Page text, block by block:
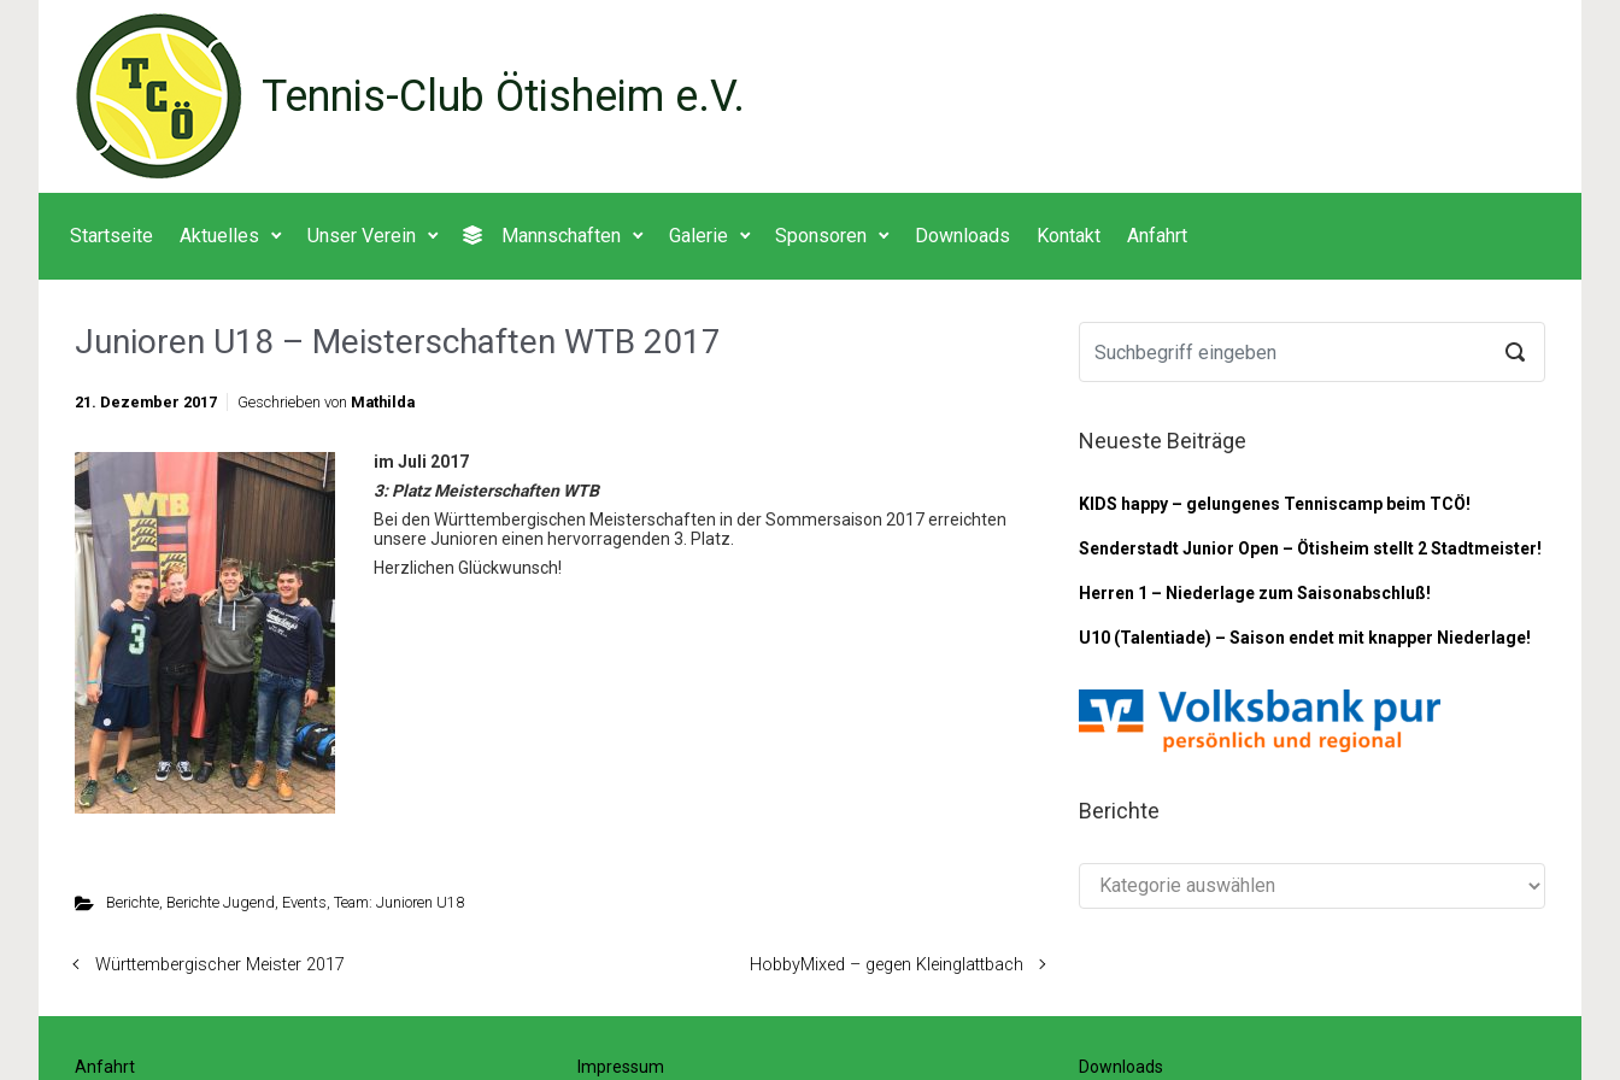
Zum Hauptinhalt springen
Tennis-Club Ötisheim e.V.
Startseite Aktuelles Unser Verein Mannschaften Galerie Sponsoren Downloads Kontakt Anfahrt
Junioren U18 – Meisterschaften WTB 2017
21. Dezember 2017 Geschrieben von Mathilda
im Juli 2017
3: Platz Meisterschaften WTB
Bei den Württembergischen Meisterschaften in der Sommersaison 2017 erreichten
unsere Junioren einen hervorragenden 3. Platz.
Herzlichen Glückwunsch!
Berichte, Berichte Jugend, Events, Team: Junioren U18
Württembergischer Meister 2017 HobbyMixed – gegen Kleinglattbach
Neueste Beiträge
KIDS happy – gelungenes Tenniscamp beim TCÖ!
Senderstadt Junior Open – Ötisheim stellt 2 Stadtmeister!
Herren 1 – Niederlage zum Saisonabschluß!
U10 (Talentiade) – Saison endet mit knapper Niederlage!
Berichte
Berichte
Anfahrt Impressum Downloads